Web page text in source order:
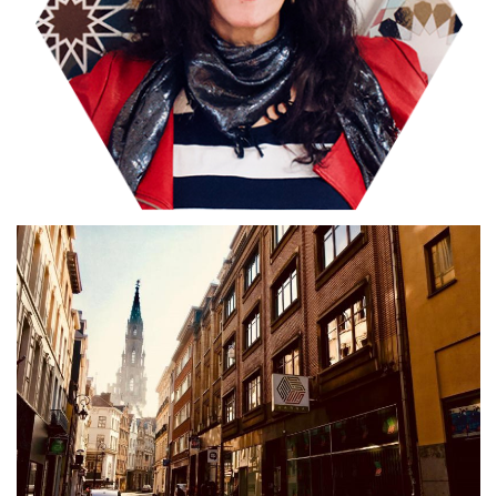
Naïma Bentayeb
Medewerker onthaal en publiekswerking